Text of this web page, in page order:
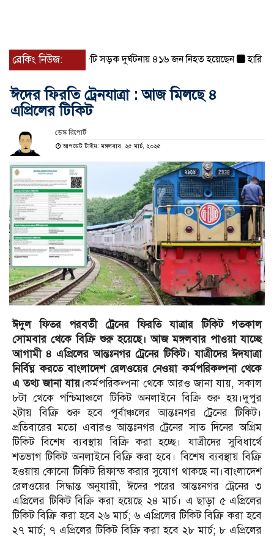
ব্রেকিং নিউজ:
দেশজুড়ে ৪৫৮টি সড়ক দুর্ঘটনায় ৪১৬ জন নিহত হয়েছেন হারিয়ে
ঈদের ফিরতি ট্রেনযাত্রা : আজ মিলছে ৪
এপ্রিলের টিকিট
ডেস্ক রিপোর্ট
আপডেট টাইম: মঙ্গলবার, ২৫ মার্চ, ২০২৫
ঈদুল ফিতর পরবর্তী ট্রেনের ফিরতি যাত্রার টিকিট গতকাল
সোমবার থেকে বিক্রি শুরু হয়েছে। আজ মঙ্গলবার পাওয়া যাচ্ছে
আগামী ৪ এপ্রিলের আন্তঃনগর ট্রেনের টিকিট।যাত্রীদের ঈদযাত্রা
নির্বিঘ্ন করতে বাংলাদেশ রেলওয়ের নেওয়া কর্মপরিকল্পনা থেকে
এ তথ্য জানা যায়।কর্মপরিকল্পনা থেকে আরও জানা যায়, সকাল
৮টা থেকে পশ্চিমাঞ্চলে টিকিট অনলাইনে বিক্রি শুরু হয়।দুপুর
২টায় বিক্রি শুরু হবে পূর্বাঞ্চলের আন্তঃনগর ট্রেনের টিকিট।
প্রতিবারের মতো এবারও আন্তঃনগর ট্রেনের সাত দিনের অগ্রিম
টিকিট বিশেষ ব্যবস্থায় বিক্রি করা হচ্ছে। যাত্রীদের সুবিধার্থে
শতভাগ টিকিট অনলাইনে বিক্রি করা হবে। বিশেষ ব্যবস্থায় বিক্রি
হওয়ায় কোনো টিকিট রিফান্ড করার সুযোগ থাকছে না।বাংলাদেশ
রেলওয়ের সিদ্ধান্ত অনুযায়ী, ঈদের পরের আন্তঃনগর ট্রেনের ৩
এপ্রিলের টিকিট বিক্রি করা হয়েছে ২৪ মার্চ। এ ছাড়া ৫ এপ্রিলের
টিকিট বিক্রি করা হবে ২৬ মার্চ; ৬ এপ্রিলের টিকিট বিক্রি করা হবে
২৭ মার্চ; ৭ এপ্রিলের টিকিট বিক্রি করা হবে ২৮ মার্চ; ৮ এপ্রিলের